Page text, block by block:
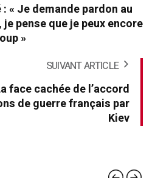
« Je demande pardon au
pense que je peux encore
»
SUIVANT ARTICLE
face cachée de l’accord
de guerre français par
Kiev